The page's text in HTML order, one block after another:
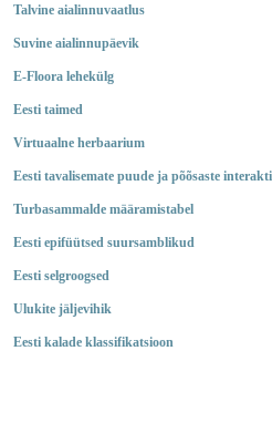
Talvine aialinnuvaatlus
Suvine aialinnupäevik
E-Floora lehekülg
Eesti taimed
Virtuaalne herbaarium
Eesti tavalisemate puude ja põõsaste
Turbasammalde määramistabel
Eesti epifüütsed suursamblikud
Eesti selgroogsed
Ulukite jäljevihik
Eesti kalade klassifikatsioon